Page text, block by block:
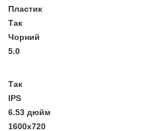
Пластик
Так
Чорний
5.0
Так
IPS
6.53 дюйм
1600x720